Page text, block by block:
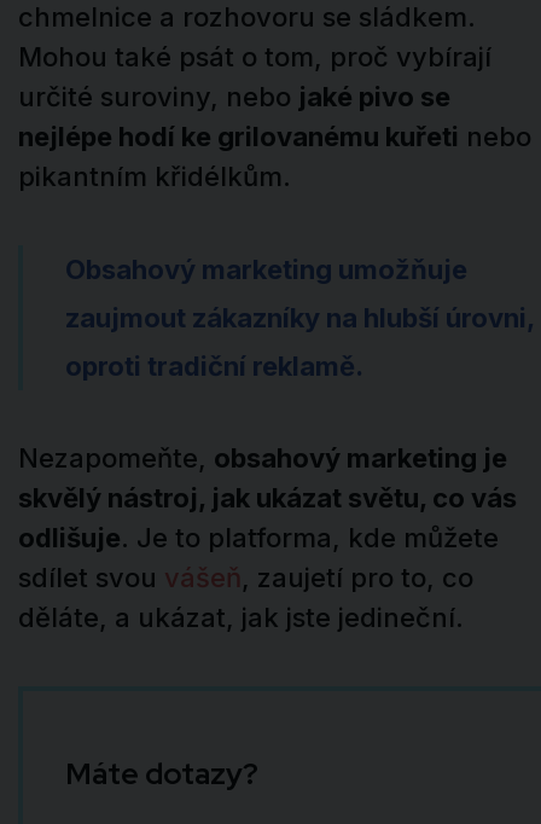
chmelnice a rozhovoru se sládkem.
Mohou také psát o tom, proč vybírají
určité suroviny, nebo jaké pivo se
nejlépe hodí ke grilovanému kuřeti nebo
pikantním křidélkům.
Obsahový marketing umožňuje
zaujmout zákazníky na hlubší úrovni,
oproti tradiční reklamě.
Nezapomeňte, obsahový marketing je
skvělý nástroj, jak ukázat světu, co vás
odlišuje. Je to platforma, kde můžete
sdílet svou vášeň, zaujetí pro to, co
děláte, a ukázat, jak jste jedineční.
Máte dotazy?